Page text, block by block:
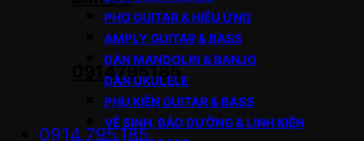
0914795185
0914.795.185
PHƠ GUITAR & HIỆU ỨNG
AMPLY GUITAR & BASS
ĐÀN MANDOLIN & BANJO
ĐÀN UKULELE
PHỤ KIỆN GUITAR & BASS
VỆ SINH, BẢO DƯỠNG & LINH KIỆN